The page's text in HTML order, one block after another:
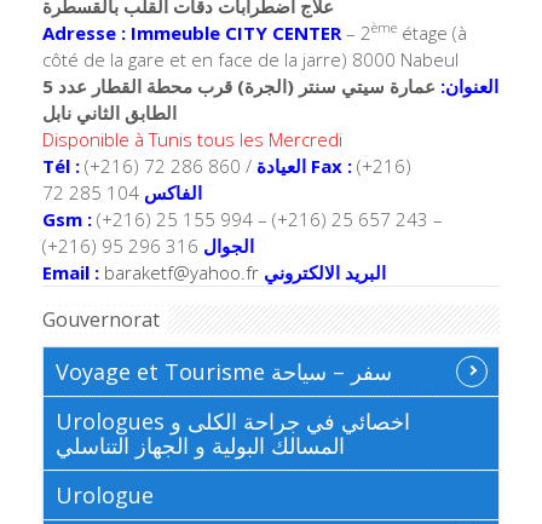
علاج اضطرابات دقات القلب بالقسطرة
Adresse : Immeuble CITY CENTER – 2ème étage (à
côté de la gare et en face de la jarre) 8000 Nabeul
العنوان:
عمارة سيتي سنتر (الجرة) قرب محطة القطار عدد 5
الطابق الثاني نابل
Disponible à Tunis tous les Mercredi
Tél : (+216) 72 286 860 / العيادة Fax : (+216)
72 285 104 الفاكس
Gsm : (+216) 25 155 994 – (+216) 25 657 243 –
(+216) 95 296 316 الجوال
Email : baraketf@yahoo.fr البريد الالكتروني
Gouvernorat
Voyage et Tourisme سفر – سياحة
Urologues اخصائي في جراحة الكلى و
المسالك البولية و الجهاز التناسلي
Urologue